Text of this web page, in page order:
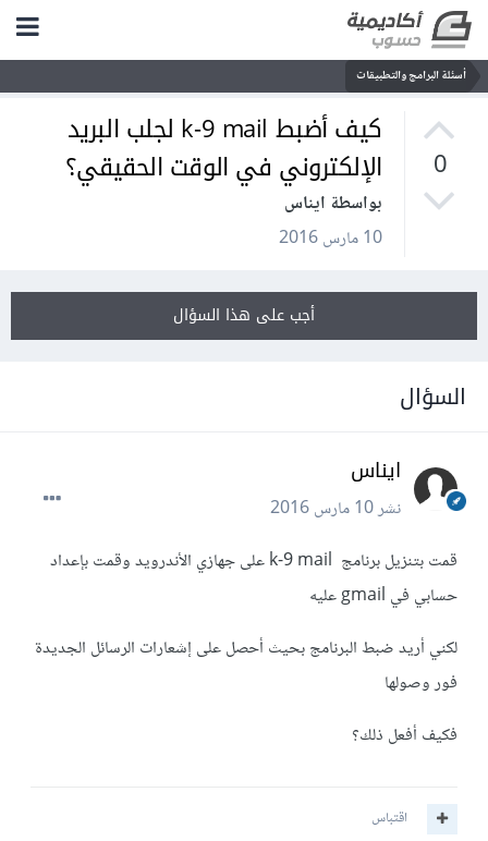
أسئلة البرامج والتطبيقات
0
كيف أضبط k-9 mail لجلب البريد
الإلكتروني في الوقت الحقيقي؟
بواسطة ايناس
10 مارس 2016
أجب على هذا السؤال
السؤال
ايناس
نشر10 مارس 2016
قمت بتنزيل برنامج k-9 mail على جهازي الأندرويد وقمت بإعداد
حسابي في gmail عليه
لكني أريد ضبط البرنامج بحيث أحصل على إشعارات الرسائل الجديدة
فور وصولها
فكيف أفعل ذلك؟
اقتباس